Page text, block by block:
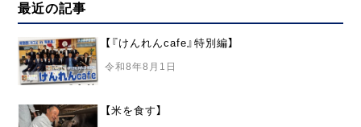
最近の記事
【『けんれんcafe』特別編】
令和8年8月1日
【米を食す】